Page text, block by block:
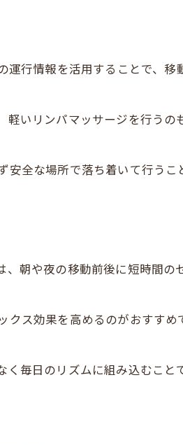
行情報を活用することで、移
いリンパマッサージを行うの
安全な場所で落ち着いて行うこ
朝や夜の移動前後に短時間の
クス効果を高めるのがおすすめ
毎日のリズムに組み込むこと